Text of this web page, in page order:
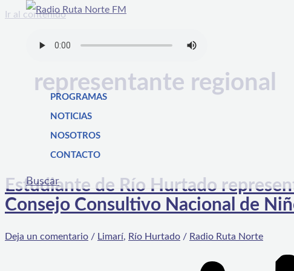
Ir al contenido
PROGRAMAS
NOTICIAS
NOSOTROS
CONTACTO
Buscar
representante regional
Estudiante de Río Hurtado
Consejo Consultivo Nacional de
Deja un comentario / Limarí, Río Hurtado / Radio Ruta Norte